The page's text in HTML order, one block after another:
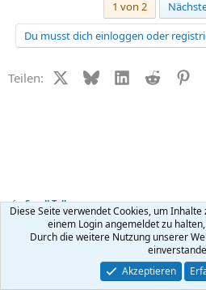
1 von 2
Du musst dich einloggen oder
Teilen: X (Twitter)
BlueskyLinkedIn
Reddit
Small Talk
Kontakt Nutzungsbedingungen
Community platform by XenForo ® © 2010-
Diese Seite verwendet Cookies, um
einem Login angemeldet zu
Durch die weitere Nutzung unserer
Akzeptieren